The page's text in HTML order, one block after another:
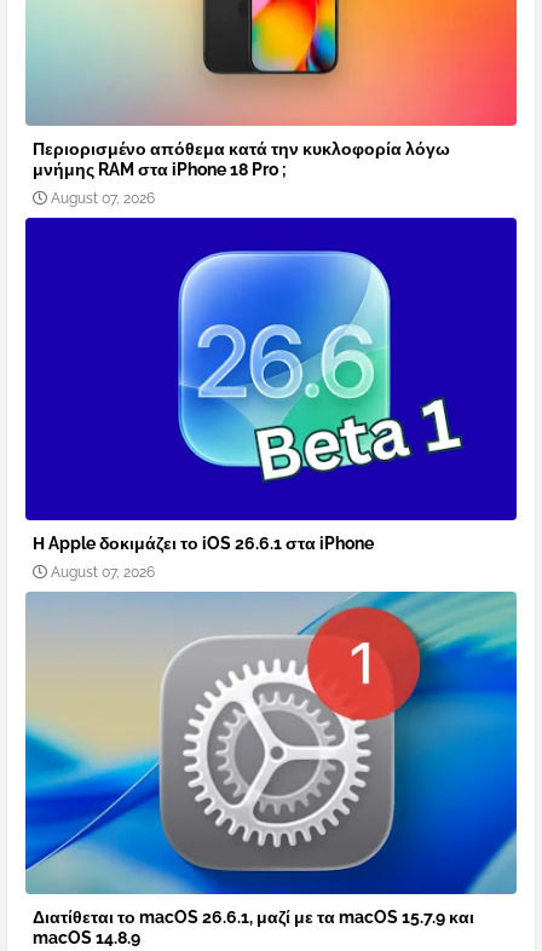
Περιορισμένο απόθεμα κατά την κυκλοφορία λόγω
μνήμης RAM στα iPhone 18 Pro ;
August 07, 2026
Η Apple δοκιμάζει το iOS 26.6.1 στα iPhone
August 07, 2026
Διατίθεται το macOS 26.6.1, μαζί με τα macOS 15.7.9 και
macOS 14.8.9